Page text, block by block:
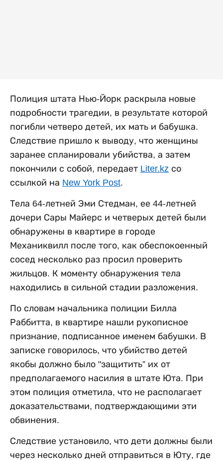
Полиция штата Нью-Йорк раскрыла новые
подробности трагедии, в результате которой
погибли четверо детей, их мать и бабушка.
Следствие пришло к выводу, что женщины
заранее спланировали убийства, а затем
покончили с собой, передает Liter.kz со
ссылкой на New York Post.
Тела 64-летней Эми Стедман, ее 44-летней
дочери Сары Майерс и четверых детей были
обнаружены в квартире в городе
Механиквилл после того, как обеспокоенный
сосед несколько раз просил проверить
жильцов. К моменту обнаружения тела
находились в сильной стадии разложения.
По словам начальника полиции Билла
Раббитта, в квартире нашли рукописное
признание, подписанное именем бабушки. В
записке говорилось, что убийство детей
якобы должно было "защитить” их от
предполагаемого насилия в штате Юта. При
этом полиция отметила, что не располагает
доказательствами, подтверждающими эти
обвинения.
Следствие установило, что дети должны были
через несколько дней отправиться в Юту, где